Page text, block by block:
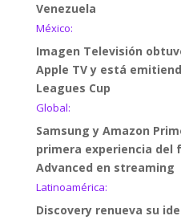
Venezuela
México:
Imagen Televisión
Apple TV y está
Leagues Cup
Global:
Samsung y Amazon
primera experiencia del
Advanced en streaming
Latinoamérica:
Discovery renueva su